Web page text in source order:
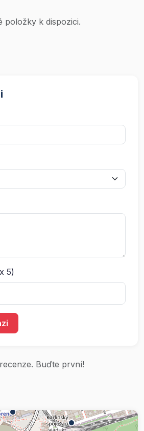
položky k dispozici.
5)
Buďte první!